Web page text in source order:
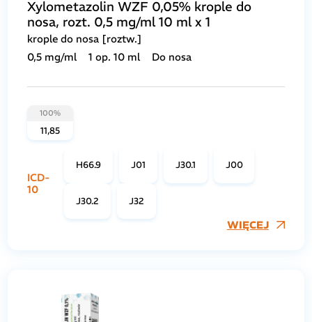
Xylometazolin WZF 0,05% krople do
nosa, rozt. 0,5 mg/ml 10 ml x 1
krople do nosa [roztw.]
0,5 mg/ml
1 op. 10 ml Do nosa
100%
11,85
ICD-
10
H66.9 J01 J30.1 J00
J30.2 J32
WIĘCEJ